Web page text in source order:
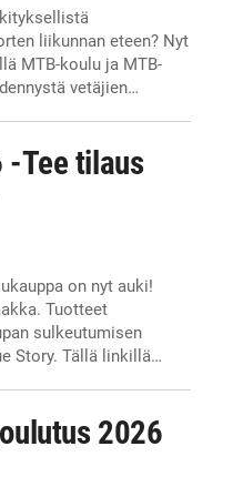
liikunnan eteen? Nyt
MTB-koulu ja MTB-
vetäjien…
-Tee tilaus
on nyt auki!
Tuotteet
sulkeutumisen
Story. Tällä linkillä…
2026